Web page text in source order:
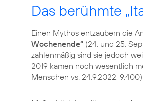
Das berühmte
Einen Mythos entzaubern die
Wochenende“ (24. und 25.
zahlenmäßig sind sie jedoch
2019 kamen noch wesentlich
Menschen vs. 24.9.2022,